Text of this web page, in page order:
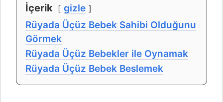
İçerik
gizle
Rüyada Üçüz Bebek Sahibi Olduğunu
Görmek
Rüyada Üçüz Bebekler ile Oynamak
Rüyada Üçüz Bebek Beslemek